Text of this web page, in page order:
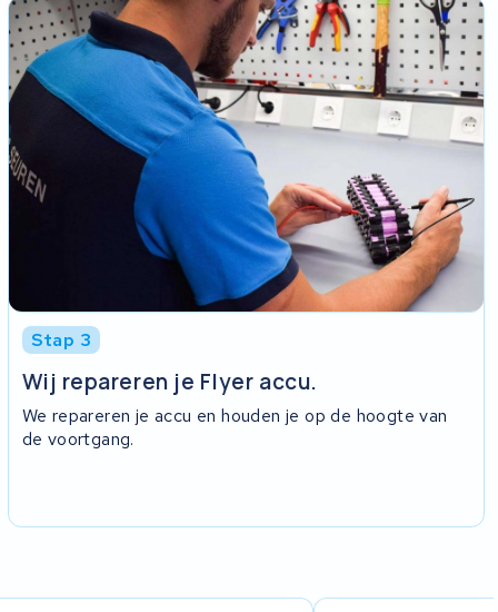
Stap 3
Wij repareren je Flyer accu.
We repareren je accu en houden je op de hoogte van
de voortgang.